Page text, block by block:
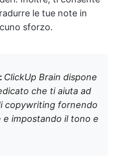
le tue note in
sforzo.
ClickUp Brain dispone
che ti aiuta ad
copywriting fornendo
e impostando il tono e